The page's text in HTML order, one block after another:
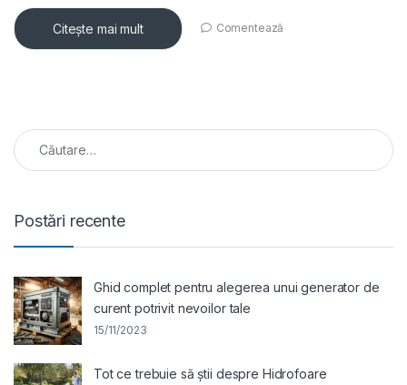
Citește mai mult Comentează
Caută după:
Postări recente
Ghid complet pentru alegerea unui generator de
curent potrivit nevoilor tale
15/11/2023
Tot ce trebuie să știi despre Hidrofoare